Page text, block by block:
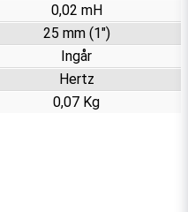
0,02 mH
25 mm (1")
Ingår
Hertz
0,07 Kg